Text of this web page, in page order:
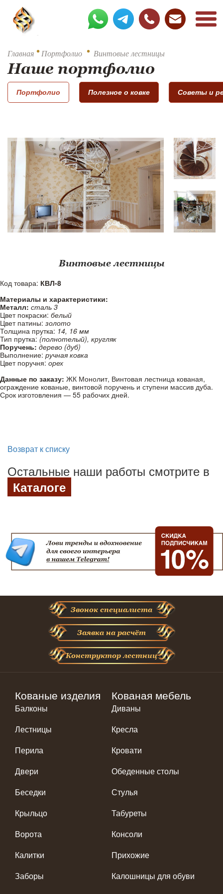
Главная • Портфолио • Винтовые лестницы
Наше портфолио
Портфолио Полезное о ковке Советы и
Винтовые лестницы
Код товара: КВЛ-8
Материалы и характеристики:
Металл: сталь 3
Цвет покраски: белый
Цвет патины: золото
Толщина прутка: 14, 16 мм
Тип прутка: (полнотелый), кругляк
Поручень: дерево (дуб)
Выполнение: ручная ковка
Цвет поручня: орех
Данные по заказу: ЖК Монолит, Винтовая лестница кованая,
ограждение кованые, винтовой поручень и ступени массив дуба.
Срок изготовления — 55 рабочих дней.
Возврат к списку
Остальные наши работы смотрите в
Каталоге
Звонок специалиста
Заявка на расчёт
Конструктор лестниц
Кованые изделия
Балконы
Лестницы
Перила
Двери
Беседки
Крыльцо
Ворота
Калитки
Заборы
Кованая мебель
Диваны
Кресла
Кровати
Обеденные столы
Стулья
Табуреты
Консоли
Прихожие
Калошницы для обуви